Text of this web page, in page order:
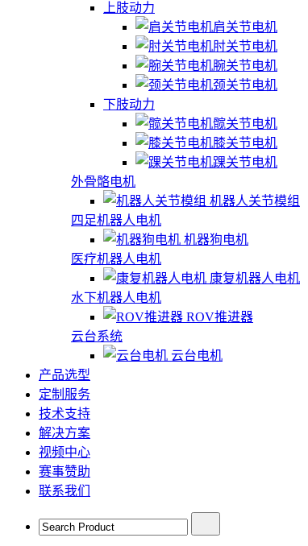
上肢动力
肩关节电机
肘关节电机
腕关节电机
颈关节电机
下肢动力
髋关节电机
膝关节电机
踝关节电机
外骨骼电机
机器人关节模组
四足机器人电机
机器狗电机
医疗机器人电机
康复机器人电机
水下机器人电机
ROV推进器
云台系统
云台电机
产品选型
定制服务
技术支持
解决方案
视频中心
赛事赞助
联系我们